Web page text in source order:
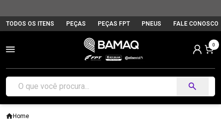
TODOS OS ITENS PEÇAS PEÇAS FPT PNEUS FALE CONOSCO
0
Home